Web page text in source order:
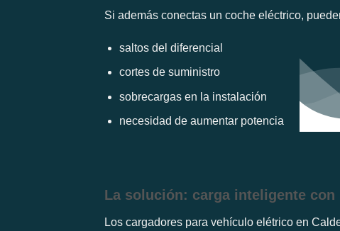
Si además conectas un coche eléctrico,
saltos del diferencial
cortes de suministro
sobrecargas en la instalación
necesidad de aumentar potencia
La solución: carga inteligente con
Los cargadores para vehículo elétrico en